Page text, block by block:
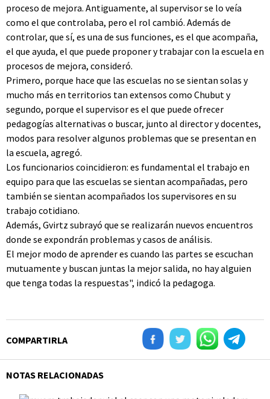
proceso de mejora. Antiguamente, al supervisor se lo veía
como el que controlaba, pero el rol cambió. Además de
controlar, que sí, es una de sus funciones, es el que acompaña,
el que ayuda, el que puede proponer y trabajar con la escuela en
procesos de mejora, consideró.
Primero, porque hace que las escuelas no se sientan solas y
mucho más en territorios tan extensos como Chubut y
segundo, porque el supervisor es el que puede ofrecer
pedagogías alternativas o buscar, junto al director y docentes,
modos para resolver algunos problemas que se presentan en
la escuela, agregó.
Los funcionarios coincidieron: es fundamental el trabajo en
equipo para que las escuelas se sientan acompañadas, pero
también se sientan acompañados los supervisores en su
trabajo cotidiano.
Además, Gvirtz subrayó que se realizarán nuevos encuentros
donde se expondrán problemas y casos de análisis.
El mejor modo de aprender es cuando las partes se escuchan
mutuamente y buscan juntas la mejor salida, no hay alguien
que tenga todas la respuestas", indicó la pedagoga.
COMPARTIRLA
NOTAS RELACIONADAS